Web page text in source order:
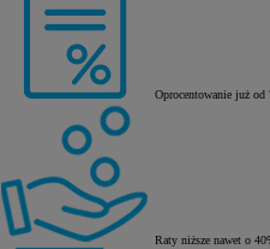
Oprocentowanie już od
Raty niższe nawet o